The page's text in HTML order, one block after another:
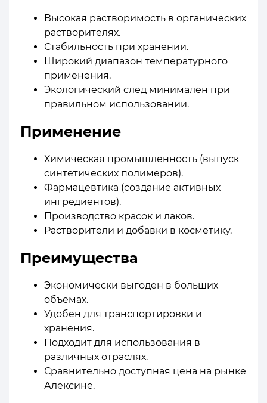
Высокая растворимость в органических
растворителях.
Стабильность при хранении.
Широкий диапазон температурного
применения.
Экологический след минимален при
правильном использовании.
Применение
Химическая промышленность (выпуск
синтетических полимеров).
Фармацевтика (создание активных
ингредиентов).
Производство красок и лаков.
Растворители и добавки в косметику.
Преимущества
Экономически выгоден в больших
объемах.
Удобен для транспортировки и
хранения.
Подходит для использования в
различных отраслях.
Сравнительно доступная цена на рынке
Алексине.